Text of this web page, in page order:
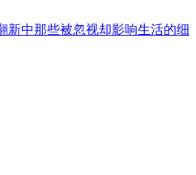
新中那些被忽视却影响生活的细